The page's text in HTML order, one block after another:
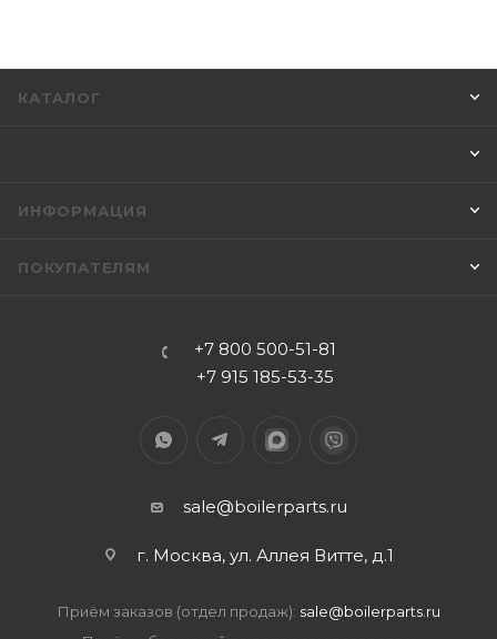
КАТАЛОГ
ИНФОРМАЦИЯ
ПОКУПАТЕЛЯМ
+7 800 500-51-81
+7 915 185-53-35
sale@boilerparts.ru
г. Москва, ул. Аллея Витте, д.1
Приём заказов (отдел продаж): sale@boilerparts.ru